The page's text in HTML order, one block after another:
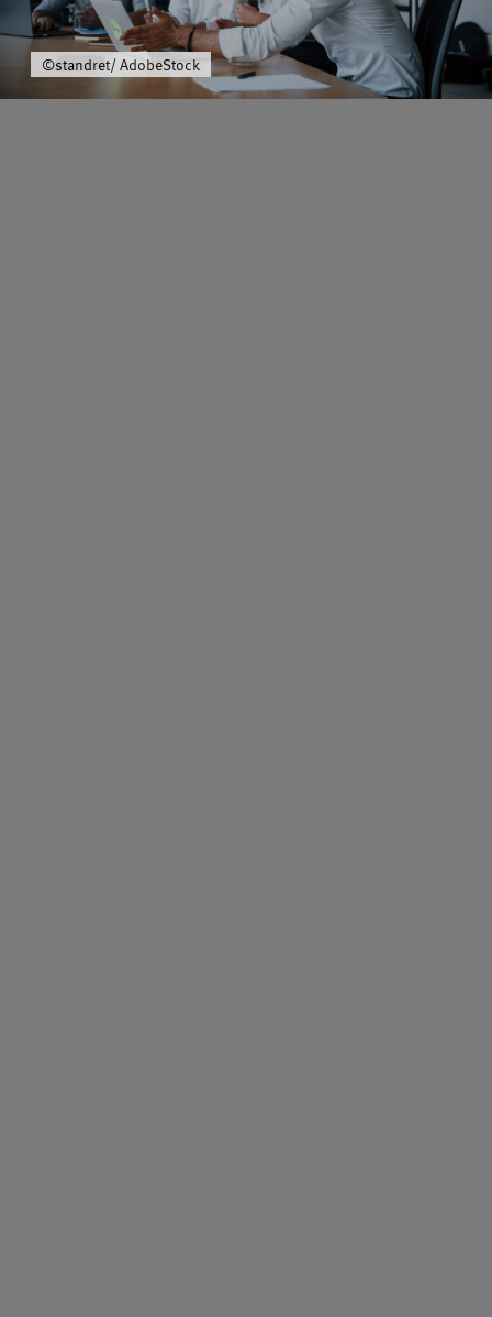
Über uns
©standret/ AdobeStock